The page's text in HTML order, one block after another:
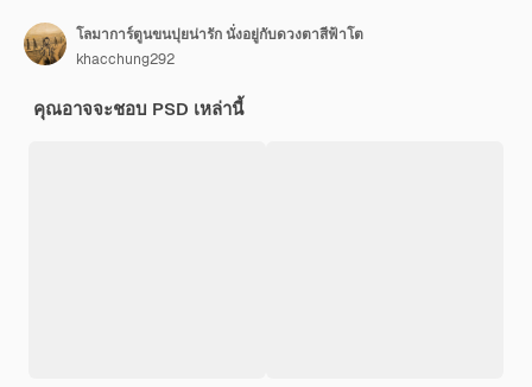
โลมาการ์ตูนขนปุยน่ารัก นั่งอยู่กับดวงตาสีฟ้าโต
khacchung292
คุณอาจจะชอบ PSD เหล่านี้